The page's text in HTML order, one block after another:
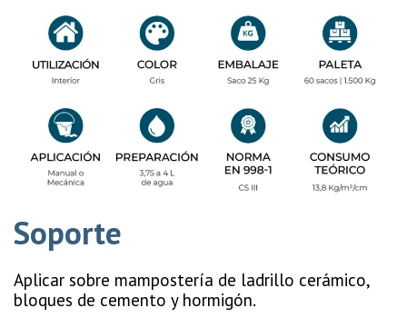
Soporte
Aplicar sobre mampostería de ladrillo cerámico,
bloques de cemento y hormigón.